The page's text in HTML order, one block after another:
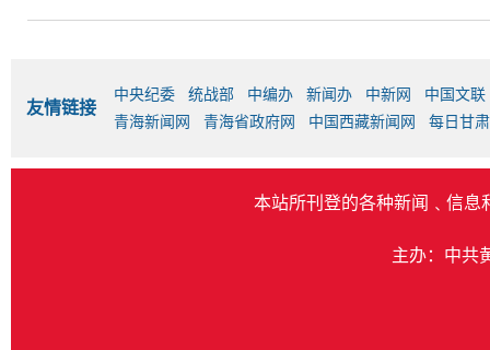
友情链接
中央纪委 统战部 中编办 新闻办 中新网
中国文联
青海新闻网
青海省政府网 中国西藏新闻网 每日甘
本站所刊登的各种新闻﹑信息
主办：中共